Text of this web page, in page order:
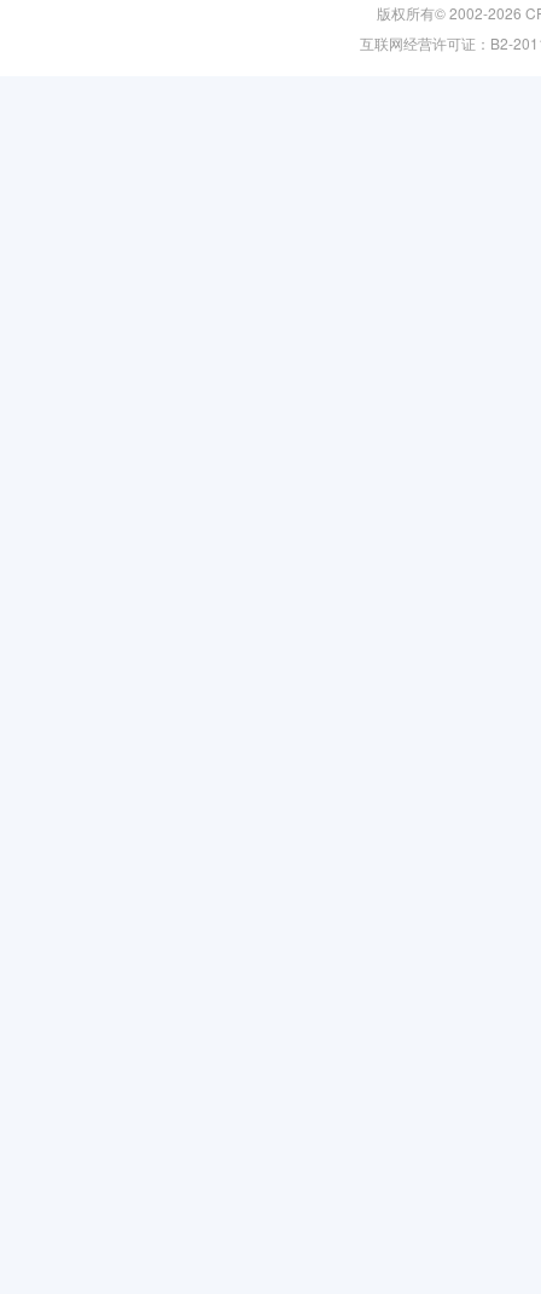
版权所有© 2002-2026
互联网经营许可证：B2-